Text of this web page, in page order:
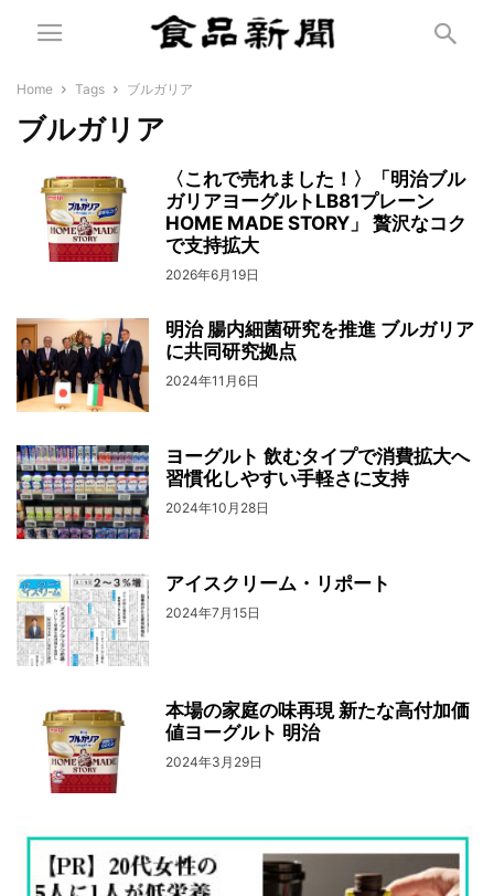
Home Tags ブルガリア
ブルガリア
〈これで売れました！〉「明治ブル
ガリアヨーグルトLB81プレーン
HOME MADE STORY」 贅沢なコク
で支持拡大
2026年6月19日
明治 腸内細菌研究を推進 ブルガリア
に共同研究拠点
2024年11月6日
ヨーグルト 飲むタイプで消費拡大へ
習慣化しやすい手軽さに支持
2024年10月28日
アイスクリーム・リポート
2024年7月15日
本場の家庭の味再現 新たな高付加価
値ヨーグルト 明治
2024年3月29日